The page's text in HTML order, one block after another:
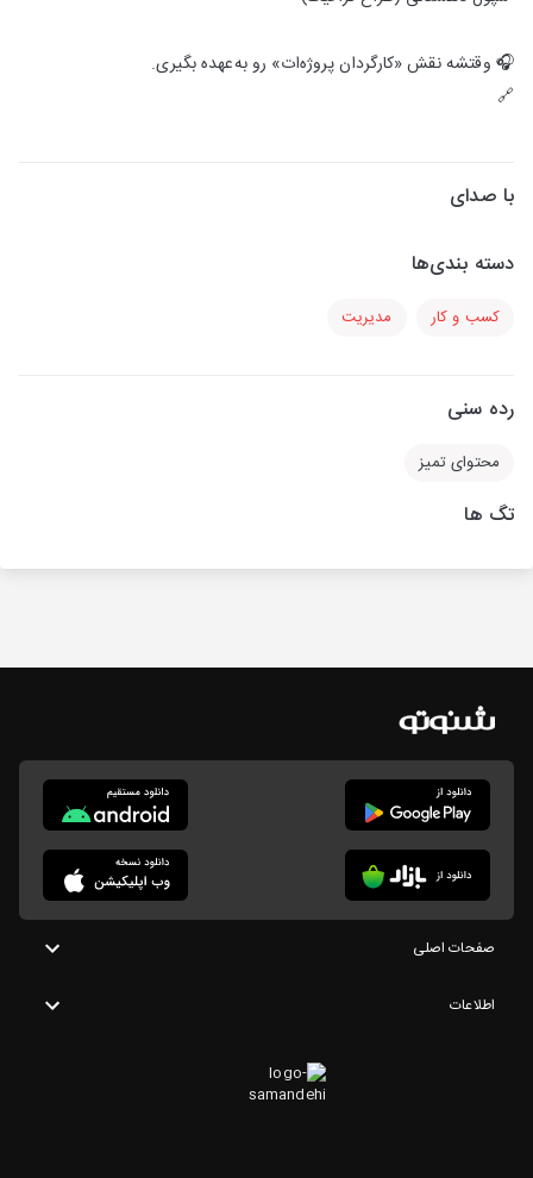
🎧 وقتشه نقش «کارگردان پروژه‌ات» رو به‌عهده بگیری.
🔗
با صدای
دسته بندی‌ها
کسب و کار مدیریت
رده سنی
محتوای تمیز
تگ ها
صفحات اصلی
اطلاعات